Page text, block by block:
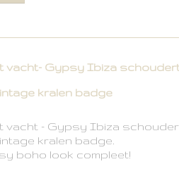
vacht- Gypsy Ibiza
kralen badge
vacht - Gypsy Ibiza
kralen badge.
boho look compleet!